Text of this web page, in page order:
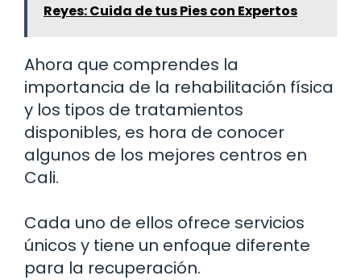
Reyes: Cuida de tus Pies con Expertos
Ahora que comprendes la
importancia de la rehabilitación física
y los tipos de tratamientos
disponibles, es hora de conocer
algunos de los mejores centros en
Cali.
Cada uno de ellos ofrece servicios
únicos y tiene un enfoque diferente
para la recuperación.